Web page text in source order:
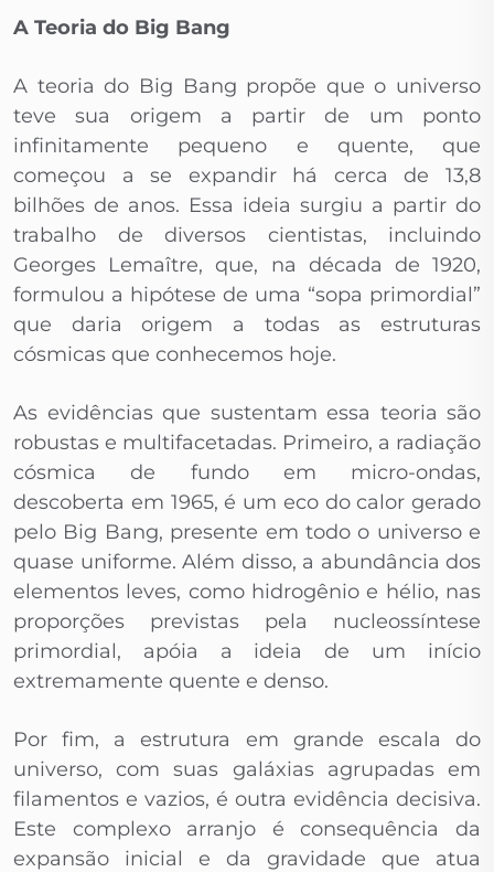
A Teoria do Big Bang
A teoria do Big Bang propõe que o universo
teve sua origem a partir de um ponto
infinitamente pequeno e quente, que
começou a se expandir há cerca de 13,8
bilhões de anos. Essa ideia surgiu a partir do
trabalho de diversos cientistas, incluindo
Georges Lemaître, que, na década de 1920,
formulou a hipótese de uma “sopa primordial”
que daria origem a todas as estruturas
cósmicas que conhecemos hoje.
As evidências que sustentam essa teoria são
robustas e multifacetadas. Primeiro, a radiação
cósmica de fundo em micro-ondas,
descoberta em 1965, é um eco do calor gerado
pelo Big Bang, presente em todo o universo e
quase uniforme. Além disso, a abundância dos
elementos leves, como hidrogênio e hélio, nas
proporções previstas pela nucleossíntese
primordial, apóia a ideia de um início
extremamente quente e denso.
Por fim, a estrutura em grande escala do
universo, com suas galáxias agrupadas em
filamentos e vazios, é outra evidência decisiva.
Este complexo arranjo é consequência da
expansão inicial e da gravidade que atua